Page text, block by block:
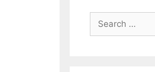
Search
for: